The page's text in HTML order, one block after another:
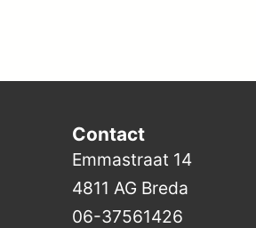
Contact
Emmastraat 14
4811 AG Breda
06-37561426